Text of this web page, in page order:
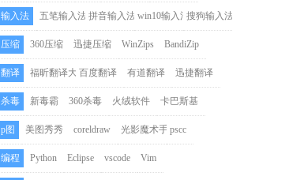
输入法 五笔输入法 拼音输入法 win10输入法搜狗输入法
压缩 360压缩 迅捷压缩 WinZips BandiZip
翻译 福昕翻译大师百度翻译 有道翻译 迅捷翻译
杀毒 新毒霸 360杀毒 火绒软件 卡巴斯基
p图 美图秀秀 coreldraw 光影魔术手 pscc
编程 Python Eclipse vscode Vim